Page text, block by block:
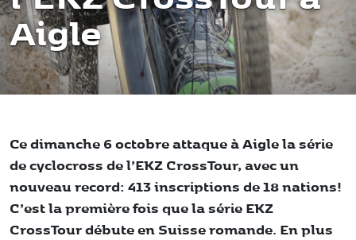
Aigle
Ce dimanche 6 octobre attaque à Aigle la série
de cyclocross de l’EKZ CrossTour, avec un
nouveau record: 413 inscriptions de 18 nations!
C’est la première fois que la série EKZ
CrossTour débute en Suisse romande. En plus